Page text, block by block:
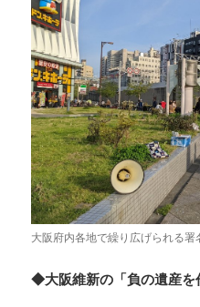
大阪府内各地で繰り広げられる署
◆大阪維新の「負の遺産を